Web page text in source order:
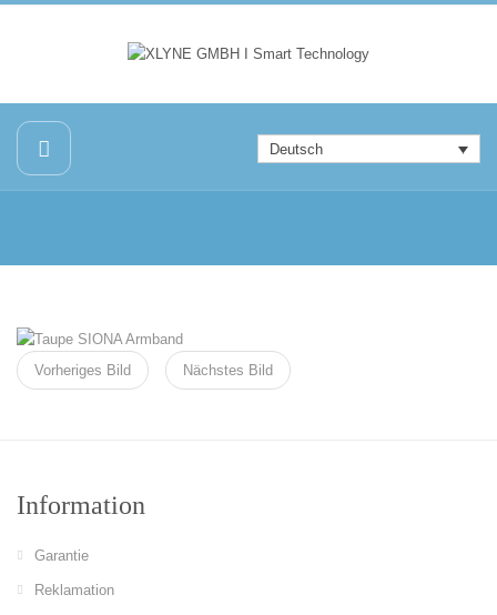
Deutsch
Vorheriges Bild Nächstes Bild
Information
Garantie
Reklamation